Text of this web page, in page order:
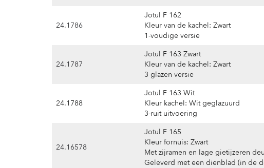
24.1786
Jotul F 162
Kleur van de kachel: Zwart
1-voudige versie
24.1787
Jotul F 163 Zwart
Kleur van de kachel: Zwart
3 glazen versie
24.1788
Jotul F 163 Wit
Kleur kachel: Wit geglazuurd
3-ruit uitvoering
24.16578
Jotul F 165
Kleur fornuis: Zwart
Met zijramen en lage gietijzeren
Geleverd met een dienblad (in de